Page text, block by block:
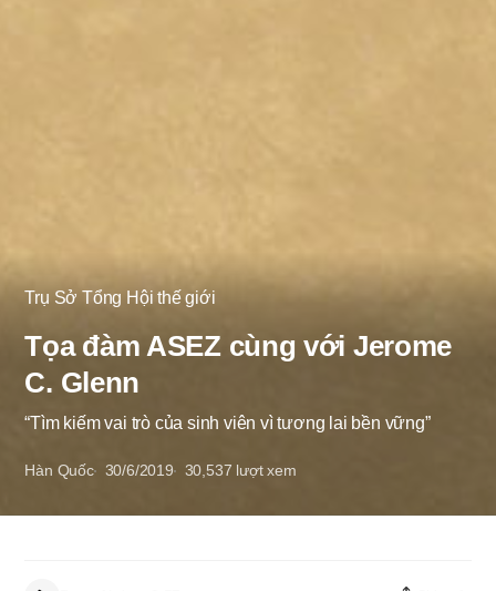
Trụ Sở Tổng Hội thế giới
Tọa đàm ASEZ cùng với Jerome
C. Glenn
“Tìm kiếm vai trò của sinh viên vì tương lai bền vững”
Hàn Quốc 30/6/2019 30,537 lượt xem